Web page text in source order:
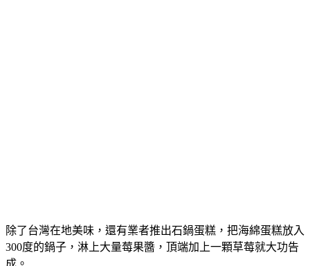
除了台灣在地美味，還有業者推出石鍋蛋糕，把海綿蛋糕放入
300度的鍋子，淋上大量莓果醬，頂端加上一顆草莓就大功告